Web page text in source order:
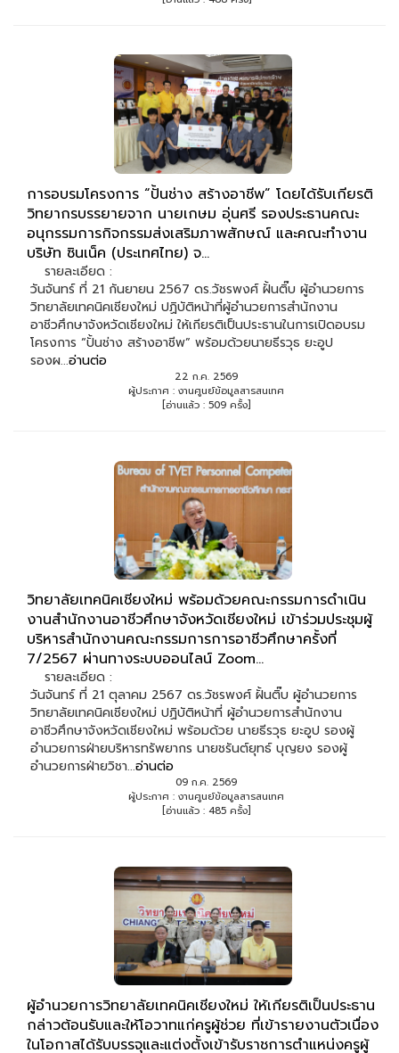
การอบรมโครงการ “ปั้นช่าง สร้างอาชีพ” โดยได้รับเกียรติ
วิทยากรบรรยายจาก นายเกษม อุ่นศรี รองประธานคณะ
อนุกรรมการกิจกรรมส่งเสริมภาพสักษณ์ และคณะทำงาน
บริษัท ซินเน็ค (ประเทศไทย) จ...
รายละเอียด :
วันจันทร์ ที่ 21 กันยายน 2567 ดร.วัชรพงศ์ ฝั้นติ๊บ ผู้อำนวยการ
วิทยาลัยเทคนิคเชียงใหม่ ปฏิบัติหน้าที่ผู้อำนวยการสำนักงาน
อาชีวศึกษาจังหวัดเชียงใหม่ ให้เกียรติเป็นประธานในการเปิดอบรม
โครงการ “ปั้นช่าง สร้างอาชีพ” พร้อมด้วยนายธีรวุธ ยะอูป
รองผ...อ่านต่อ
22 ก.ค. 2569
ผู้ประกาศ : งานศูนย์ข้อมูลสารสนเทศ
[อ่านแล้ว : 509 ครั้ง]
วิทยาลัยเทคนิคเชียงใหม่ พร้อมด้วยคณะกรรมการดำเนิน
งานสำนักงานอาชีวศึกษาจังหวัดเชียงใหม่ เข้าร่วมประชุมผู้
บริหารสำนักงานคณะกรรมการการอาชีวศึกษาครั้งที่
7/2567 ผ่านทางระบบออนไลน์ Zoom...
รายละเอียด :
วันจันทร์ ที่ 21 ตุลาคม 2567 ดร.วัชรพงศ์ ฝั้นติ๊บ ผู้อำนวยการ
วิทยาลัยเทคนิคเชียงใหม่ ปฏิบัติหน้าที่ ผู้อำนวยการสำนักงาน
อาชีวศึกษาจังหวัดเชียงใหม่ พร้อมด้วย นายธีรวุธ ยะอูป รองผู้
อำนวยการฝ่ายบริหารทรัพยากร นายชรันต์ยุทธ์ บุญยง รองผู้
อำนวยการฝ่ายวิชา...อ่านต่อ
09 ก.ค. 2569
ผู้ประกาศ : งานศูนย์ข้อมูลสารสนเทศ
[อ่านแล้ว : 485 ครั้ง]
ผู้อำนวยการวิทยาลัยเทคนิคเชียงใหม่ ให้เกียรติเป็นประธาน
กล่าวต้อนรับและให้โอวาทแก่ครูผู้ช่วย ที่เข้ารายงานตัวเนื่อง
ในโอกาสได้รับบรรจุและแต่งตั้งเข้ารับราชการตำแหน่งครูผู้